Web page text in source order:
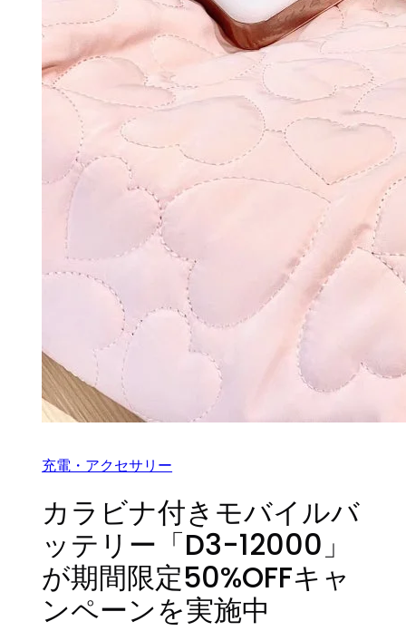
充電・アクセサリー
カラビナ付きモバイルバ
ッテリー「D3-12000」
が期間限定50%OFFキャ
ンペーンを実施中